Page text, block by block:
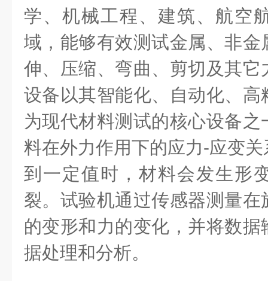
学、机械工程、建筑、航空
域，能够有效测试金属、非
伸、压缩、弯曲、剪切及其
设备以其智能化、自动化、
为现代材料测试的核心设备
料在外力作用下的应力-应变
到一定值时，材料会发生形
裂。试验机通过传感器测量
的变形和力的变化，并将数
据处理和分析。